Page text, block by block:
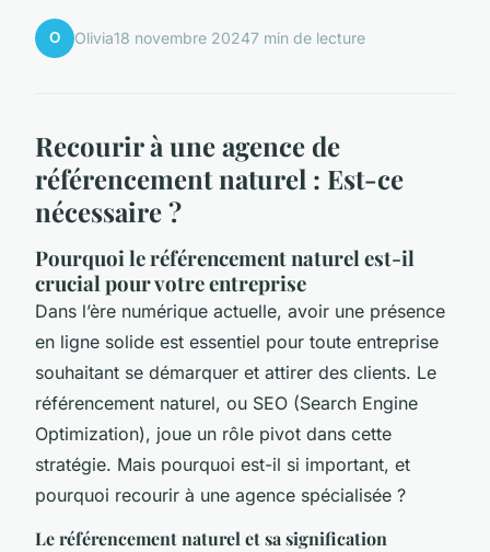
O Olivia18 novembre 20247 min de lecture
Recourir à une agence de
référencement naturel : Est-ce
nécessaire ?
Pourquoi le référencement naturel est-il
crucial pour votre entreprise
Dans l’ère numérique actuelle, avoir une présence
en ligne solide est essentiel pour toute entreprise
souhaitant se démarquer et attirer des clients. Le
référencement naturel, ou SEO (Search Engine
Optimization), joue un rôle pivot dans cette
stratégie. Mais pourquoi est-il si important, et
pourquoi recourir à une agence spécialisée ?
Le référencement naturel et sa signification